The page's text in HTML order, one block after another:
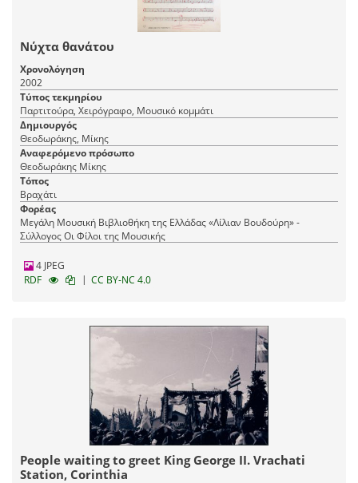
Νύχτα θανάτου
Χρονολόγηση
2002
Τύπος τεκμηρίου
Παρτιτούρα, Χειρόγραφο, Μουσικό κομμάτι
Δημιουργός
Θεοδωράκης, Μίκης
Αναφερόμενο πρόσωπο
Θεοδωράκης Μίκης
Τόπος
Βραχάτι
Φορέας
Μεγάλη Μουσική Βιβλιοθήκη της Ελλάδας «Λίλιαν Βουδούρη» -
Σύλλογος Οι Φίλοι της Μουσικής
4 JPEG
RDF
| CC BY-NC 4.0
People waiting to greet King George II. Vrachati
Station, Corinthia